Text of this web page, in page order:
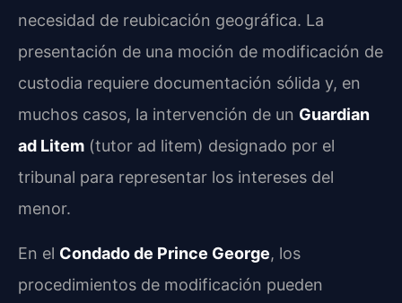
necesidad de reubicación geográfica. La
presentación de una moción de modificación de
custodia requiere documentación sólida y, en
muchos casos, la intervención de un Guardian
ad Litem (tutor ad litem) designado por el
tribunal para representar los intereses del
menor.
En el Condado de Prince George, los
procedimientos de modificación pueden